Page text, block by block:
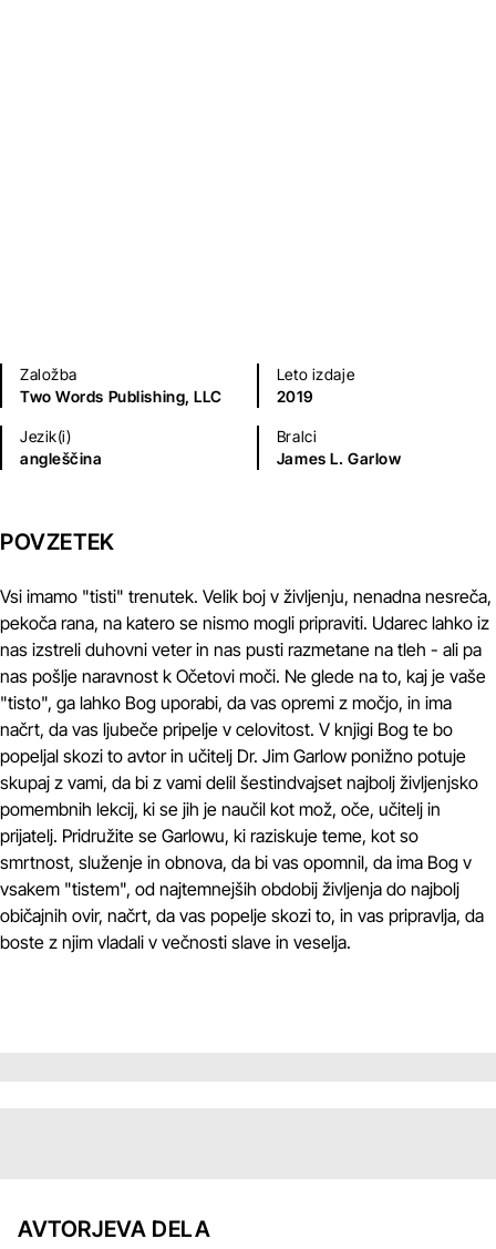
Založba
Two Words Publishing, LLC
Leto izdaje
2019
Jezik(i)
angleščina
Bralci
James L. Garlow
POVZETEK
Vsi imamo "tisti" trenutek. Velik boj v življenju, nenadna nesreča,
pekoča rana, na katero se nismo mogli pripraviti. Udarec lahko iz
nas izstreli duhovni veter in nas pusti razmetane na tleh - ali pa
nas pošlje naravnost k Očetovi moči. Ne glede na to, kaj je vaše
"tisto", ga lahko Bog uporabi, da vas opremi z močjo, in ima
načrt, da vas ljubeče pripelje v celovitost. V knjigi Bog te bo
popeljal skozi to avtor in učitelj Dr. Jim Garlow ponižno potuje
skupaj z vami, da bi z vami delil šestindvajset najbolj življenjsko
pomembnih lekcij, ki se jih je naučil kot mož, oče, učitelj in
prijatelj. Pridružite se Garlowu, ki raziskuje teme, kot so
smrtnost, služenje in obnova, da bi vas opomnil, da ima Bog v
vsakem "tistem", od najtemnejših obdobij življenja do najbolj
običajnih ovir, načrt, da vas popelje skozi to, in vas pripravlja, da
boste z njim vladali v večnosti slave in veselja.
AVTORJEVA DELA